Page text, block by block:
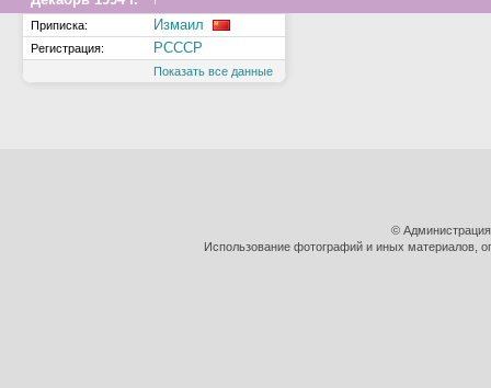
Приписка: Измаил
Регистрация: РСССР
Показать все данные
©
Использование фотографий и иных материалов,